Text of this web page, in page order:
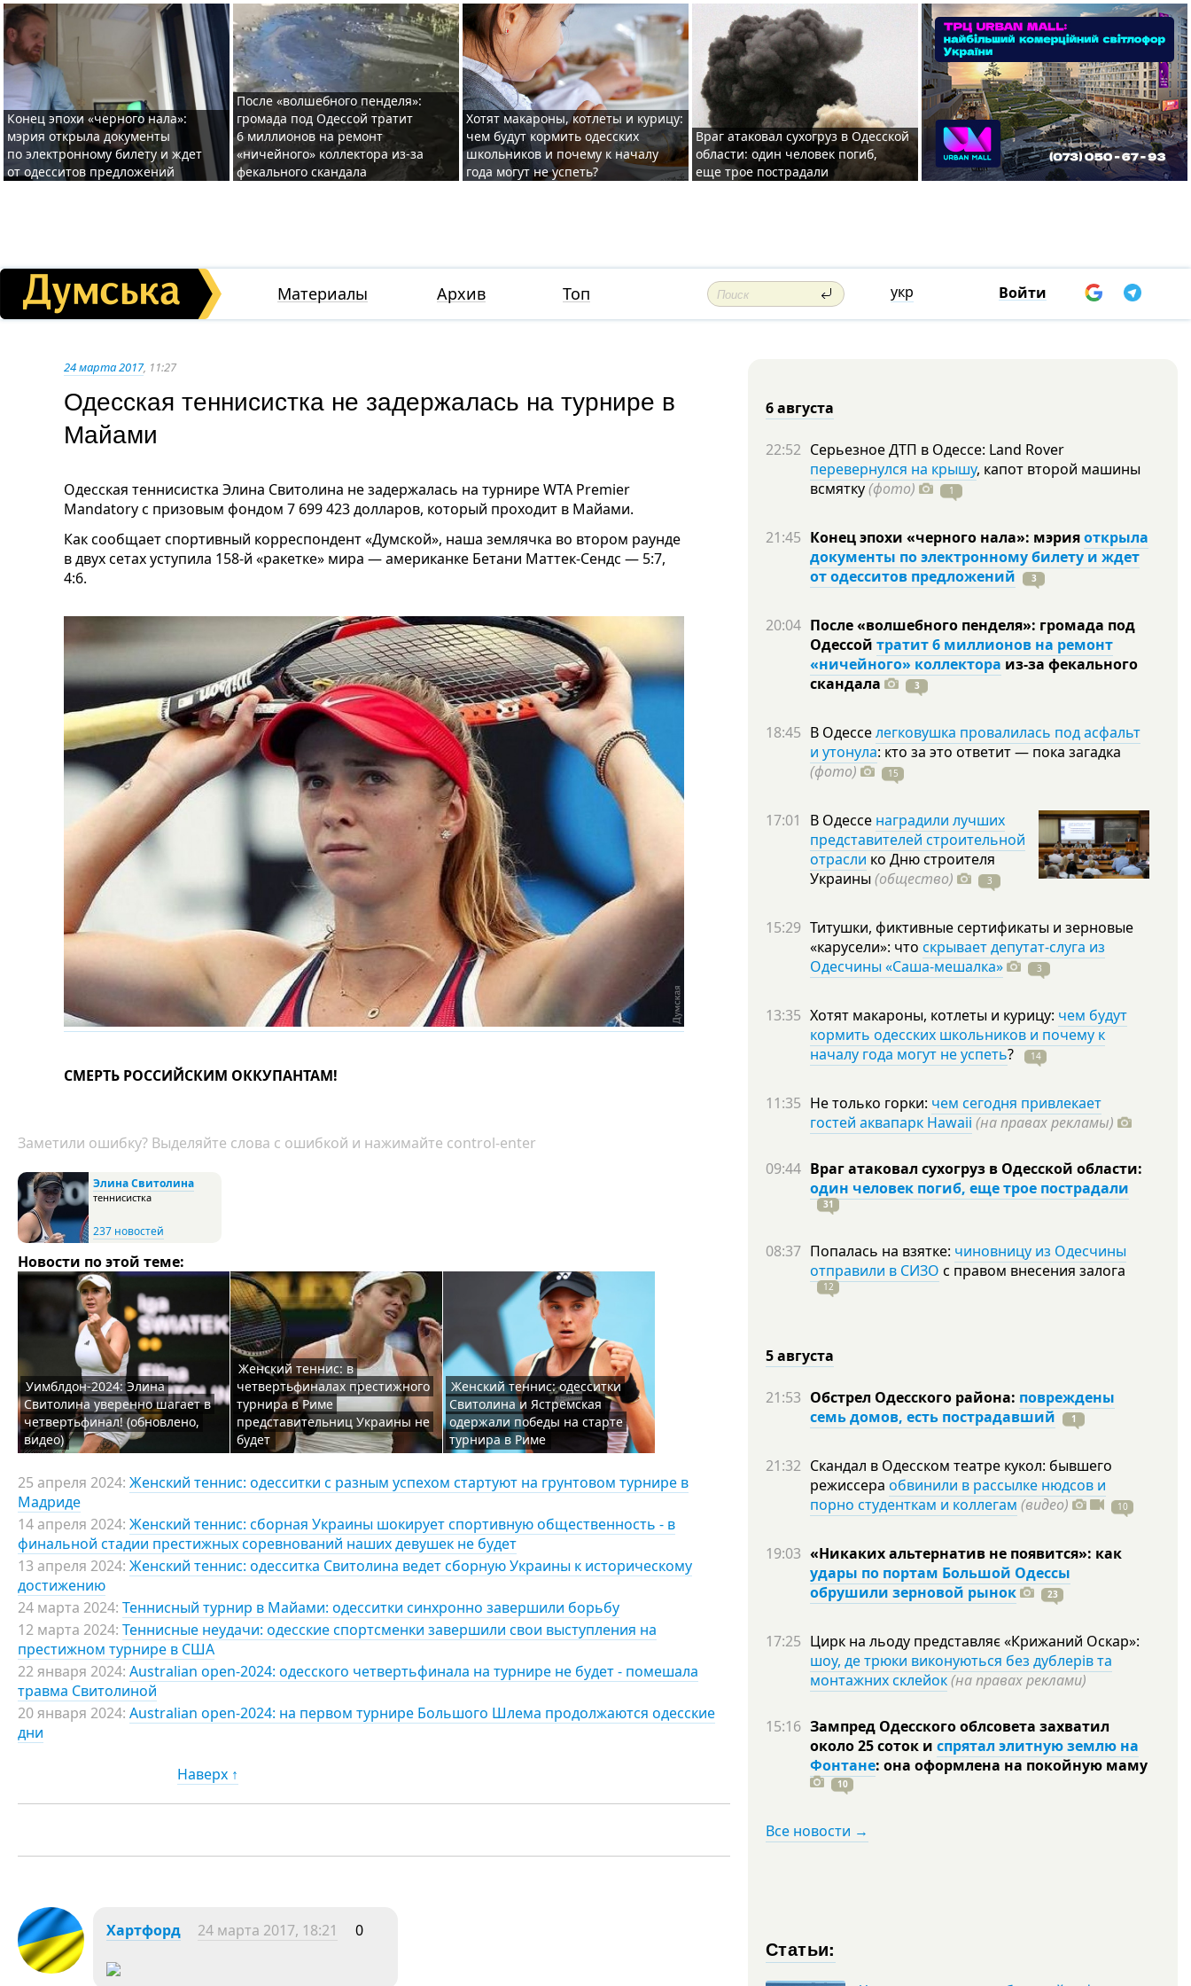
Конец эпохи «черного нала»:
мэрия открыла документы
по электронному билету и ждет
от одесситов предложений
После «волшебного пенделя»:
громада под Одессой тратит
6 миллионов на ремонт
«ничейного» коллектора из-за
фекального скандала
Хотят макароны, котлеты и курицу:
чем будут кормить одесских
школьников и почему к началу
года могут не успеть?
Враг атаковал сухогруз в Одесской
области: один человек погиб,
еще трое пострадали
Материалы Архив Топ укр Войти
24 марта 2017, 11:27
Одесская теннисистка не задержалась на турнире в
Майами
Одесская теннисистка Элина Свитолина не задержалась на турнире WTA Premier
Mandatory с призовым фондом 7 699 423 долларов, который проходит в Майами.
Как сообщает спортивный корреспондент «Думской», наша землячка во втором раунде
в двух сетах уступила 158-й «ракетке» мира — американке Бетани Маттек-Сендс — 5:7,
4:6.
СМЕРТЬ РОССИЙСКИМ ОККУПАНТАМ!
Заметили ошибку? Выделяйте слова с ошибкой и нажимайте control-enter
Элина Свитолина
теннисистка
237 новостей
Новости по этой теме:
Уимблдон-2024: Элина
Свитолина уверенно шагает в
четвертьфинал! (обновлено,
видео)
Женский теннис: в
четвертьфиналах престижного
турнира в Риме
представительниц Украины не
будет
Женский теннис: одесситки
Свитолина и Ястремская
одержали победы на старте
турнира в Риме
25 апреля 2024: Женский теннис: одесситки с разным успехом стартуют на грунтовом турнире в
Мадриде
14 апреля 2024: Женский теннис: сборная Украины шокирует спортивную общественность - в
финальной стадии престижных соревнований наших девушек не будет
13 апреля 2024: Женский теннис: одесситка Свитолина ведет сборную Украины к историческому
достижению
24 марта 2024: Теннисный турнир в Майами: одесситки синхронно завершили борьбу
12 марта 2024: Теннисные неудачи: одесские спортсменки завершили свои выступления на
престижном турнире в США
22 января 2024: Australian open-2024: одесского четвертьфинала на турнире не будет - помешала
травма Свитолиной
20 января 2024: Australian open-2024: на первом турнире Большого Шлема продолжаются одесские
дни
Наверх ↑
Хартфорд 24 марта 2017, 18:21 0
6 августа
22:52 Серьезное ДТП в Одессе: Land Rover
перевернулся на крышу, капот второй машины
всмятку(фото) 1
21:45 Конец эпохи «черного нала»: мэрияоткрыла
документы по электронному билету и ждет
от одесситов предложений
3
20:04 После «волшебного пенделя»: громада под
Одессой тратит 6 миллионов на ремонт
«ничейного» коллектора из-за фекального
скандала
3
18:45 В Одесселегковушка провалилась под асфальт
и утонула: кто за это ответит — пока загадка
(фото)
15
17:01 В Одессе наградили лучших
представителей строительной
отрасли ко Дню строителя
Украины (общество) 3
15:29 Титушки, фиктивные сертификаты и зерновые
«карусели»: что скрывает депутат-слуга из
Одесчины «Саша-мешалка»
3
13:35 Хотят макароны, котлеты и курицу: чем будут
кормить одесских школьников и почему к
началу года могут не успеть? 14
11:35 Не только горки: чем сегодня привлекает
гостей аквапарк Hawaii (на правах рекламы)
09:44 Враг атаковал сухогруз в Одесской области:
один человек погиб, еще трое пострадали
31
08:37 Попалась на взятке: чиновницу из Одесчины
отправили в СИЗО с правом внесения залога
12
5 августа
21:53 Обстрел Одесского района: повреждены
семь домов, есть пострадавший
1
21:32 Скандал в Одесском театре кукол: бывшего
режиссера обвинили в рассылке нюдсов и
порно студенткам и коллегам (видео) 10
19:03 «Никаких альтернатив не появится»: как
удары по портам Большой Одессы
обрушили зерновой рынок
23
17:25 Цирк на льоду представляє «Крижаний Оскар»:
шоу, де трюки виконуються без дублерів та
монтажних склейок(на правах реклами)
15:16 Зампред Одесского облсовета захватил
около 25 соток и спрятал элитную землю на
Фонтане: она оформлена на покойную маму
10
Все новости →
Статьи: